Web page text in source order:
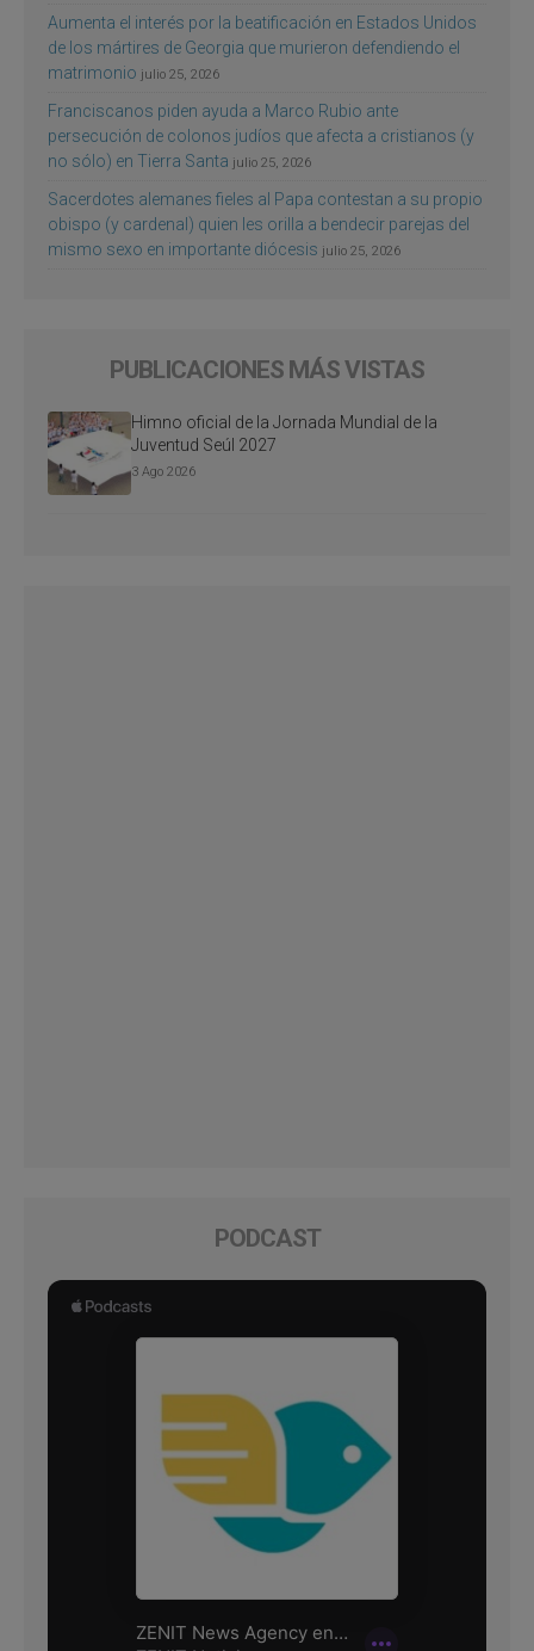
Aumenta el interés por la beatificación en Estados Unidos
de los mártires de Georgia que murieron defendiendo el
matrimonio julio 25, 2026
Franciscanos piden ayuda a Marco Rubio ante
persecución de colonos judíos que afecta a cristianos (y
no sólo) en Tierra Santa julio 25, 2026
Sacerdotes alemanes fieles al Papa contestan a su propio
obispo (y cardenal) quien les orilla a bendecir parejas del
mismo sexo en importante diócesis julio 25, 2026
PUBLICACIONES MÁS VISTAS
Himno oficial de la Jornada Mundial de la
Juventud Seúl 2027
3 Ago 2026
PODCAST